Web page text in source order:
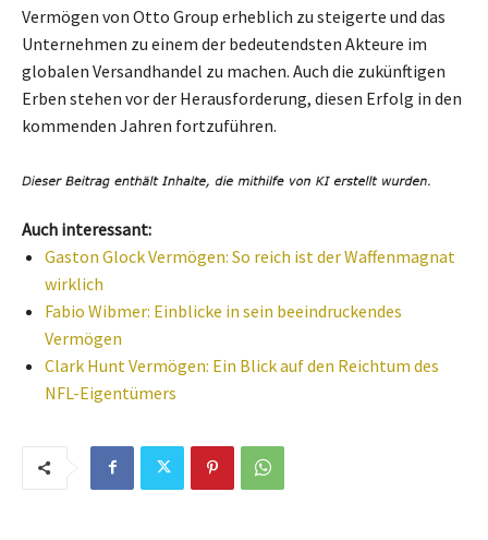
Vermögen von Otto Group erheblich zu steigerte und das
Unternehmen zu einem der bedeutendsten Akteure im
globalen Versandhandel zu machen. Auch die zukünftigen
Erben stehen vor der Herausforderung, diesen Erfolg in den
kommenden Jahren fortzuführen.
Auch interessant:
Gaston Glock Vermögen: So reich ist der Waffenmagnat
wirklich
Fabio Wibmer: Einblicke in sein beeindruckendes
Vermögen
Clark Hunt Vermögen: Ein Blick auf den Reichtum des
NFL-Eigentümers